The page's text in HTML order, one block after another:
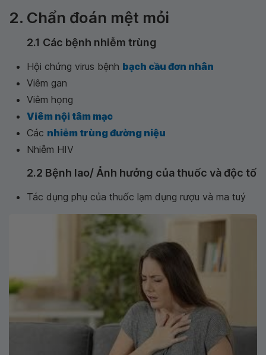
2. Chẩn đoán mệt mỏi
2.1 Các bệnh nhiễm trùng
Hội chứng virus bệnh bạch cầu đơn nhân
Viêm gan
Viêm họng
Viêm nội tâm mạc
Các nhiễm trùng đường niệu
Nhiễm HIV
2.2 Bệnh lao/ Ảnh hưởng của thuốc và độc tố
Tác dụng phụ của thuốc lạm dụng rượu và ma tuý